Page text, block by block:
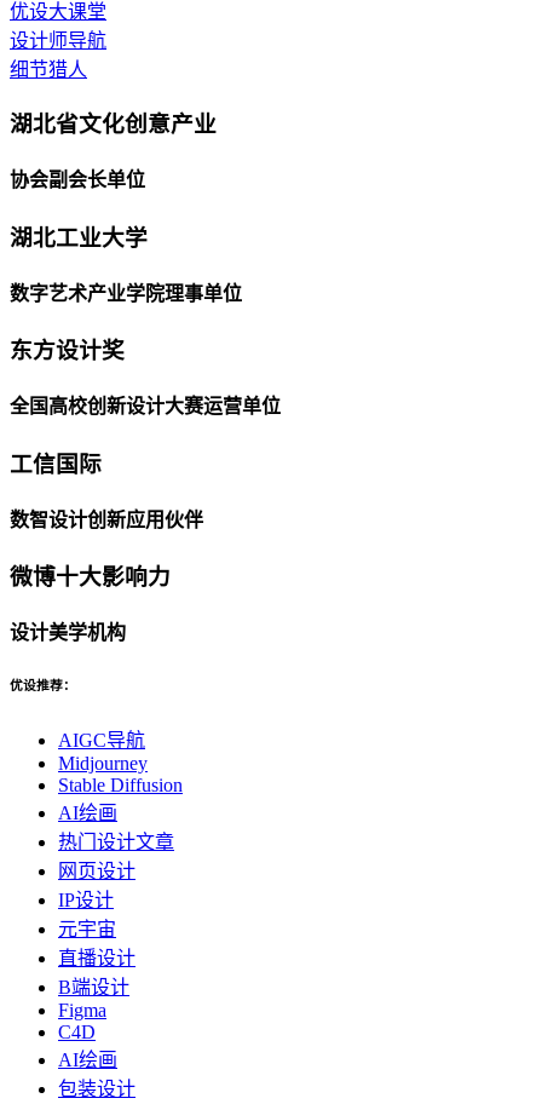
优设大课堂
设计师导航
细节猎人
湖北省文化创意产业
协会副会长单位
湖北工业大学
数字艺术产业学院理事单位
东方设计奖
全国高校创新设计大赛运营单位
工信国际
数智设计创新应用伙伴
微博十大影响力
设计美学机构
优设推荐：
AIGC导航
Midjourney
Stable Diffusion
AI绘画
热门设计文章
网页设计
IP设计
元宇宙
直播设计
B端设计
Figma
C4D
AI绘画
包装设计